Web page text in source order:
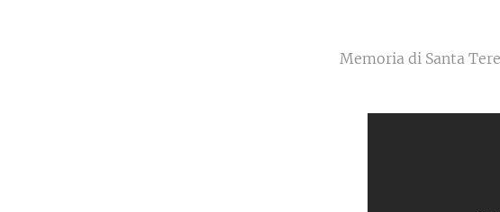
Memoria di Santa